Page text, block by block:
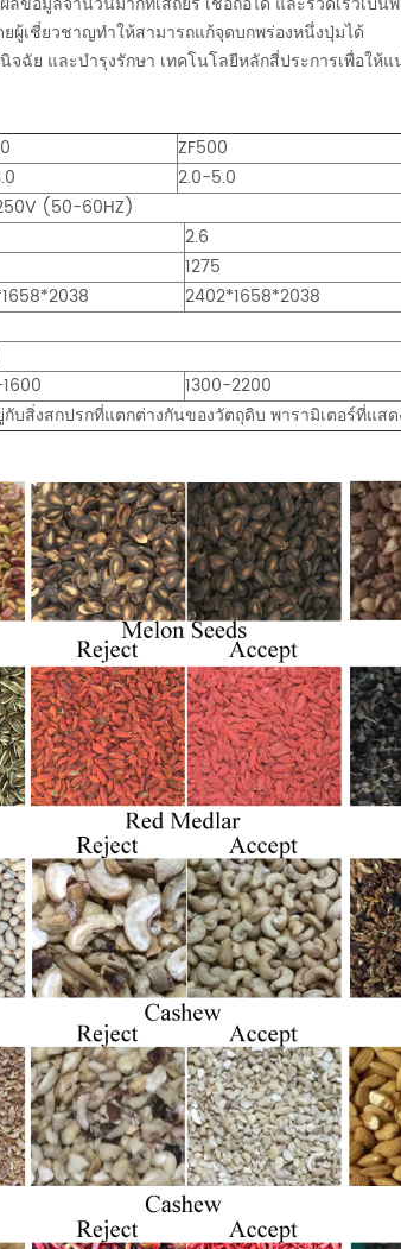
ผู้เชี่ยวชาญทำให้สามารถแก้จุดบกพร่องหนึ่งปุ่มได้
ฉัย และบำรุงรักษา เทคโนโลยีหลักสี่ประการเพื่อให้
ZF500
2.0-5.0
(50-60HZ)
2.6
1275
2402*1658*2038
1300-2200
บสิ่งสกปรกที่แตกต่างกันของวัตถุดิบ พารามิเตอร์ที่แส